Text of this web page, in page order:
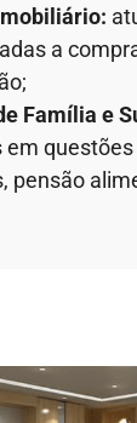
a
Família e
em
pensão